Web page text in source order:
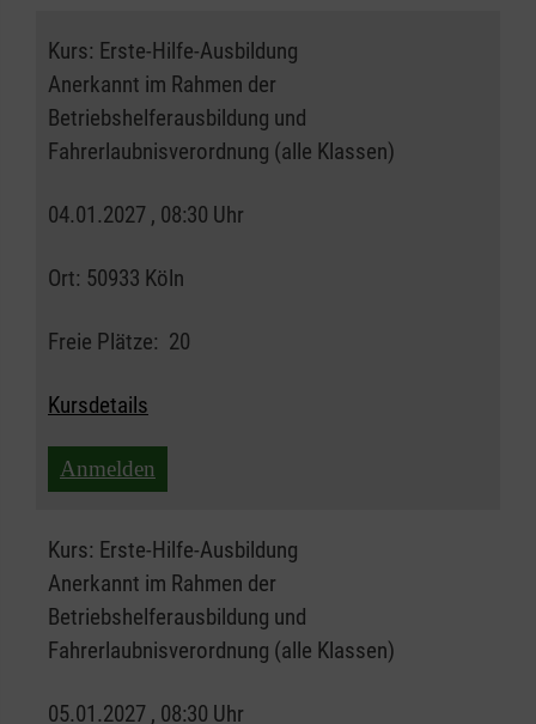
Kurs: Erste-Hilfe-Ausbildung
Anerkannt im Rahmen der
Betriebshelferausbildung und
Fahrerlaubnisverordnung (alle Klassen)
04.01.2027 , 08:30 Uhr
Ort: 50933 Köln
Freie Plätze: 20
Kursdetails
Anmelden
Kurs: Erste-Hilfe-Ausbildung
Anerkannt im Rahmen der
Betriebshelferausbildung und
Fahrerlaubnisverordnung (alle Klassen)
05.01.2027 , 08:30 Uhr